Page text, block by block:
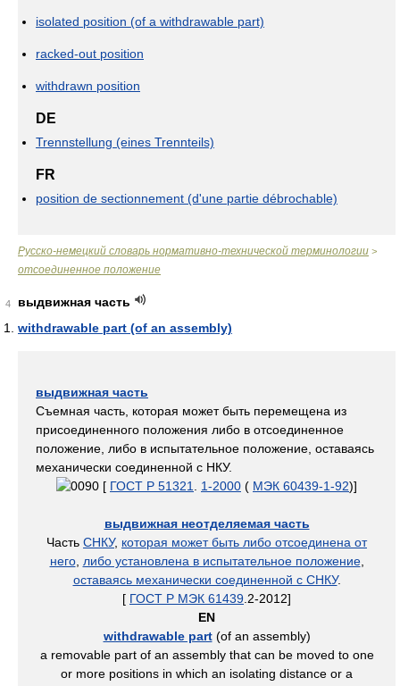
isolated position (of a withdrawable part)
racked-out position
withdrawn position
DE
Trennstellung (eines Trennteils)
FR
position de sectionnement (d'une partie débrochable)
Русско-немецкий словарь нормативно-технической терминологии >
отсоединенное положение
4
выдвижная часть
withdrawable part (of an assembly)
выдвижная часть
Съемная часть, которая может быть перемещена из
присоединенного положения либо в отсоединенное
положение, либо в испытательное положение, оставаясь
механически соединенной с НКУ.
[ ГОСТ Р 51321 1-2000 ( МЭК 60439-1-92)]
выдвижная неотделяемая часть
Часть СНКУ, которая может быть либо отсоединена от
него, либо установлена в испытательное положение,
оставаясь механически соединенной с СНКУ.
[ ГОСТ Р МЭК 61439 .2-2012]
EN
withdrawable part(of an assembly)
a removable part of an assembly that can be moved to one
or more positions in which an isolating distance or a